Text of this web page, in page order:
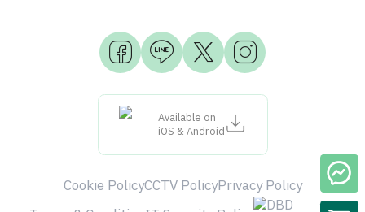
Available on
iOS & Android
Cookie PolicyCCTV PolicyPrivacy Policy